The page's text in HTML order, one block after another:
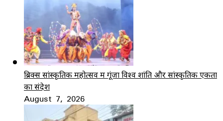
ब्रिक्स सांस्कृतिक महोत्सव में गूंजा विश्व शांति और सांस्कृतिक एकता
का संदेश
August 7, 2026